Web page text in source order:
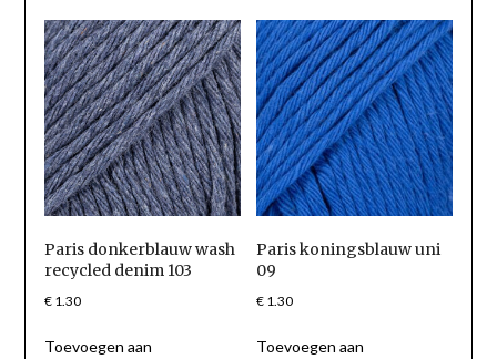
Paris donkerblauw wash
recycled denim 103
€1.30
Toevoegen aan
Paris koningsblauw uni
09
€ 1.30
Toevoegen aan